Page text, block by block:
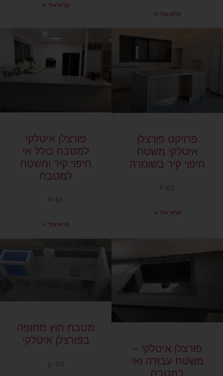
קרא עוד »
קרא עוד »
פרויקט פורצלן
איטלקי משטח
חיפוי קיר בשומרה
P-65
קרא עוד »
פורצלן איטלקי
למטבח כולל אי
חיפוי קיר ומשטח
למטבח
P-61
קרא עוד »
פורצלן איטלקי –
משטח עבודה ואי
במטבח
מטבח חוץ מחופה
בפורצלן איטלקי
p-50